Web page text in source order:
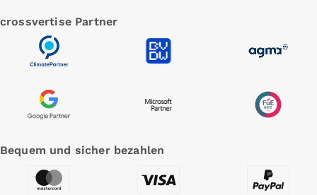
crossvertise Partner
Bequem und sicher bezahlen